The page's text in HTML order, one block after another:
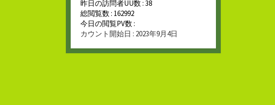
昨日の訪問者UU数 : 38
総閲覧数 : 162992
今日の閲覧PV数 :
カウント開始日 : 2023年9月4日